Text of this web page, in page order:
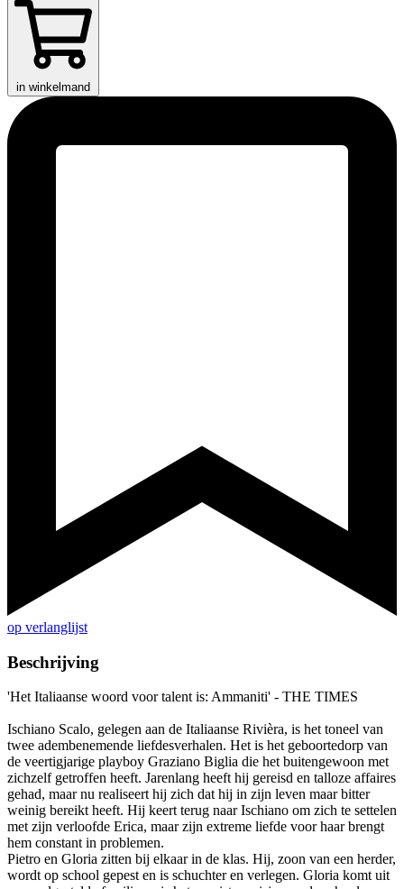
in winkelmand
op verlanglijst
Beschrijving
'Het Italiaanse woord voor talent is: Ammaniti' - THE TIMES
Ischiano Scalo, gelegen aan de Italiaanse Rivièra, is het toneel van
twee adembenemende liefdesverhalen. Het is het geboortedorp van
de veertigjarige playboy Graziano Biglia die het buitengewoon met
zichzelf getroffen heeft. Jarenlang heeft hij gereisd en talloze affaires
gehad, maar nu realiseert hij zich dat hij in zijn leven maar bitter
weinig bereikt heeft. Hij keert terug naar Ischiano om zich te settelen
met zijn verloofde Erica, maar zijn extreme liefde voor haar brengt
hem constant in problemen.
Pietro en Gloria zitten bij elkaar in de klas. Hij, zoon van een herder,
wordt op school gepest en is schuchter en verlegen. Gloria komt uit